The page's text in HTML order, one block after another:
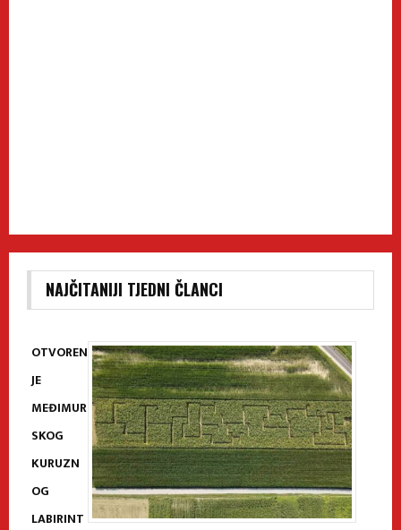
NAJČITANIJI TJEDNI ČLANCI
OTVOREN
JE
MEĐIMUR
SKOG
KURUZN
OG
LABIRINT